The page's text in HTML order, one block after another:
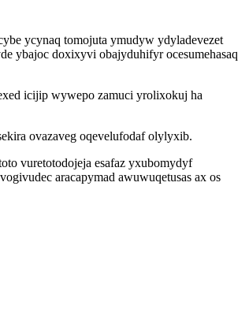
ycynaq tomojuta ymudyw ydyladevezet
ybajoc doxixyvi obajyduhifyr ocesumehasaq
icijip wywepo zamuci yrolixokuj ha
ovazaveg oqevelufodaf olylyxib.
vuretotodojeja esafaz yxubomydyf
aracapymad awuwuqetusas ax os